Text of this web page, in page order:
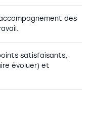
des
satisfaisants,
évoluer) et